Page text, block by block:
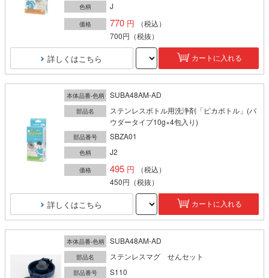
色柄 J
価格 770
（税込）
700円 （税抜）
詳しくはこちら カートに入れる
本体品番-色柄 SUBA48AM-AD
部品名
ステンレスボトル用洗浄剤「ピカボトル」(パ
ウダータイプ10g×4包入り)
部品番号 SBZA01
色柄 J2
価格 495
（税込）
450円 （税抜）
詳しくはこちら カートに入れる
本体品番-色柄 SUBA48AM-AD
部品名 ステンレスマグ せんセット
部品番号 S110